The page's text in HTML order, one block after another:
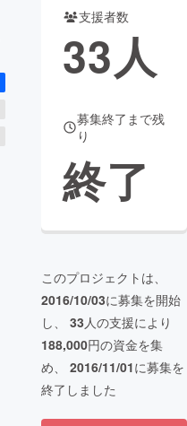
支援者数
33人
募集終了まで残
り
終了
このプロジェクトは、
2016/10/03に募集を開始
し、 33人の支援により
188,000円の資金を集
め、 2016/11/01に募集を
終了しました